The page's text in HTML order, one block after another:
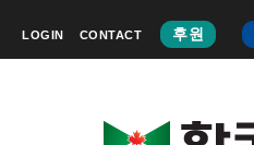
LOGIN CONTACT 후원